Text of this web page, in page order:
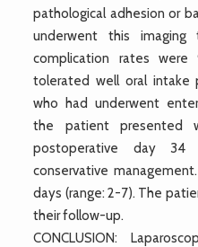
pathological adhesion or
underwent this imaging
complication rates
tolerated well oral intake
who had underwent
the patient presented
postoperative day
conservative
days (range: 2-7). The
their follow-up.
CONCLUSION: